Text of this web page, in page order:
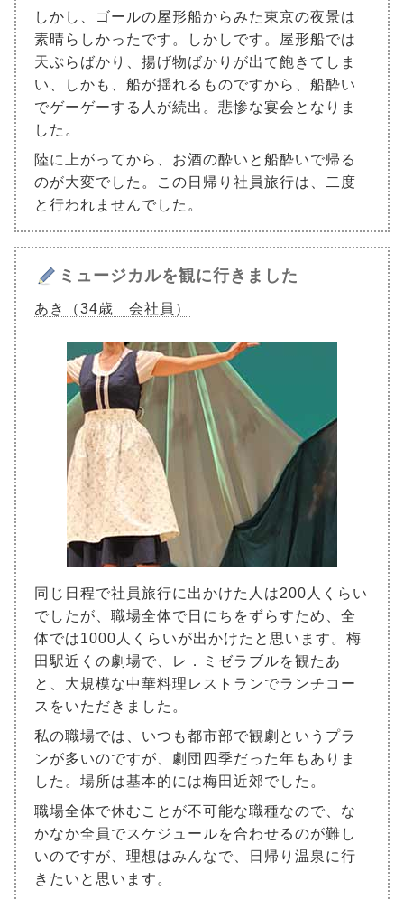
しかし、ゴールの屋形船からみた東京の夜景は
素晴らしかったです。しかしです。屋形船では
天ぷらばかり、揚げ物ばかりが出て飽きてしま
い、しかも、船が揺れるものですから、船酔い
でゲーゲーする人が続出。悲惨な宴会となりま
した。
陸に上がってから、お酒の酔いと船酔いで帰る
のが大変でした。この日帰り社員旅行は、二度
と行われませんでした。
ミュージカルを観に行きました
あき（34歳 会社員）
同じ日程で社員旅行に出かけた人は200人くらい
でしたが、職場全体で日にちをずらすため、全
体では1000人くらいが出かけたと思います。梅
田駅近くの劇場で、レ．ミゼラブルを観たあ
と、大規模な中華料理レストランでランチコー
スをいただきました。
私の職場では、いつも都市部で観劇というプラ
ンが多いのですが、劇団四季だった年もありま
した。場所は基本的には梅田近郊でした。
職場全体で休むことが不可能な職種なので、な
かなか全員でスケジュールを合わせるのが難し
いのですが、理想はみんなで、日帰り温泉に行
きたいと思います。